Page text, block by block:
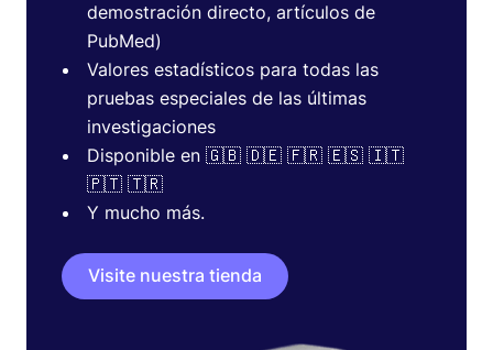
demostración directo, artículos de
PubMed)
Valores estadísticos para todas las
pruebas especiales de las últimas
investigaciones
Disponible en 🇬🇧 🇩🇪 🇫🇷 🇪🇸 🇮🇹
🇵🇹 🇹🇷
Y mucho más.
Visite nuestra tienda